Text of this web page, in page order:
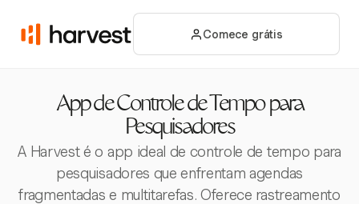
Comece grátis
App de Controle de Tempo para
Pesquisadores
A Harvest é o app ideal de controle de tempo para
pesquisadores que enfrentam agendas
fragmentadas e multitarefas. Oferece rastreamento